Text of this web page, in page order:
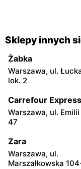
POLOmarket
Koło, ul.
POLOmarket
Kurzętnik, ul.
POLOmarket
Golub-Dobrzyń, ul.
POLOmarket
Ciechocinek, ul.
Sklepy innych
Żabka
Warszawa, ul.
lok. 2
Carrefour Express
Warszawa, ul.
47
Zara
Warszawa, ul.
Marszałkowska